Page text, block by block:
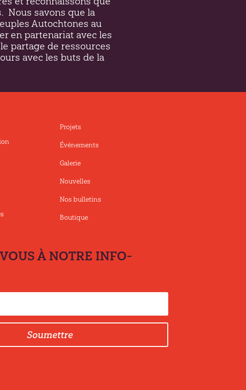
Nous savons que la
Autochtones au
en partenariat avec les
partage de ressources
avec les buts de la
Projets
Événements
Galerie
Nouvelles
Nos bulletins
Boutique
À NOTRE INFO-
Soumettre